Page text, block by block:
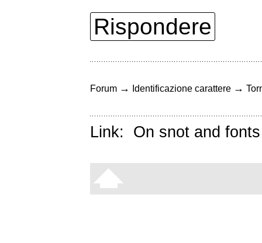
Rispondere
Forum → Identificazione carattere →
Link: On snot and fonts